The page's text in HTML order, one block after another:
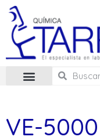
VE-